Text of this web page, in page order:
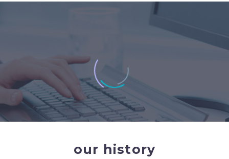
our history